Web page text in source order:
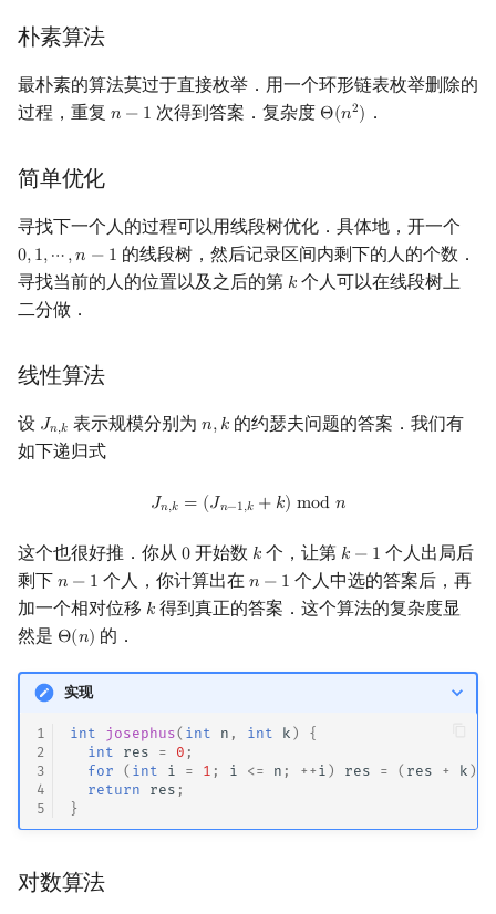
Xcode
GUIDE
CP Editor
Code::Blocks
OJ 工具
LaTeX 入门
Git
希尔排序
锦标赛排序
排序相关 STL
排序应用
构造
Alpha–Beta 剪枝
优化
计数 DP
动态 DP
概率 DP
DP 套 DP
DP 优化
后缀数组 (SA)
后缀自动机 (SAM)
后缀平衡树
广义后缀自动机
后缀树
序列自动机
Lyndon 分解
Main–Lorentz 算法
数论 线性同余方程
中国剩余定理
阶乘取模
卢卡斯定理
离散对数
高次剩余 & 单位根
数论分块
狄利克雷卷积
莫比乌斯反演
杜教筛
Powerful Number 筛
多项式与生成函数
多项式平移|连续点值平移
符号化方法
形式幂级数复合|复合逆
普通生成函数
组合数学
Eulerian Number
分拆数
Pólya 计数
图论计数
线性代数
对角化
Jordan标准型
线性规划
博弈论
序理论
杨氏矩阵
拟阵
Berlekamp–Massey 算法
ST 表
树状数组
线段树
划分树
二叉搜索树 & 平衡树
AA 树
树套树
动态树
析合树
PQ 树
手指树
霍夫曼树
AHU 算法
树哈希
斯坦纳树
拆点
连通性相关
环计数问题
最小环
哈密顿图
平面图
弦图
图的着色
网络流
图的匹配
Prüfer 序列
矩阵树定理
平面最近点对
随机增量法
反演变换
计算几何杂项
朴素算法
最朴素的算法莫过于直接枚举．用一个环形链表枚举删除的
过程，重复 𝑛 − 1
n −1 次得到答案．复杂度 Θ(𝑛2)
Θ(n2) ．
简单优化
寻找下一个人的过程可以用线段树优化．具体地，开一个
0,1,⋯,𝑛 − 1
0,1,⋯, n−1
的线段树，然后记录区间内剩下的人的个数．
寻找当前的人的位置以及之后的第 𝑘
k 个人可以在线段树上
二分做．
线性算法
设 𝐽𝑛,𝑘
Jn,k 表示规模分别为𝑛,𝑘
n,k 的约瑟夫问题的答案．我们有
如下递归式
𝐽𝑛,𝑘 = (𝐽𝑛−1,𝑘 + 𝑘) mod 𝑛
Jn,k =( Jn 1 ,k +k )modn
这个也很好推．你从 0
0 开始数 𝑘
k 个，让第 𝑘 − 1
k−1
个人出局后
剩下 𝑛 − 1
n −1 个人，你计算出在𝑛 − 1
n −1
个人中选的答案后，再
加一个相对位移 𝑘
k 得到真正的答案．这个算法的复杂度显
然是 Θ(𝑛)
Θ(n) 的．
实现
1
2
3
4
5
int josephus( int n , int k )
{
int
res = 0 ;
for
( int i = 1 ; i <= n ; ++ i ) res = ( res + k )
return
res ;
}
对数算法